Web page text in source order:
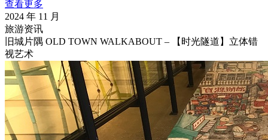
查看更多
2024 年 11 月
旅游资讯
旧城片隅 OLD TOWN WALKABOUT – 【时光隧道】立体错
视艺术